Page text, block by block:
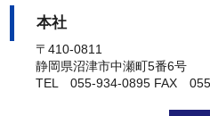
本社
〒410-0811
静岡県沼津市中瀬町5番6号
TEL 055-934-0895 FAX